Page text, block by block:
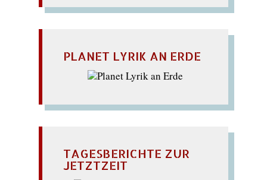
PLANET LYRIK AN ERDE
TAGESBERICHTE ZUR
JETZTZEIT